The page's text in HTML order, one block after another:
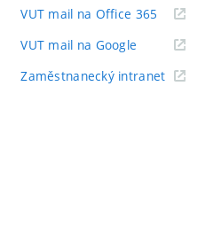
VUT mail na Office 365 (externí
odkaz)
VUT mail na Google (externí
Zaměstnanecký intranet(externí